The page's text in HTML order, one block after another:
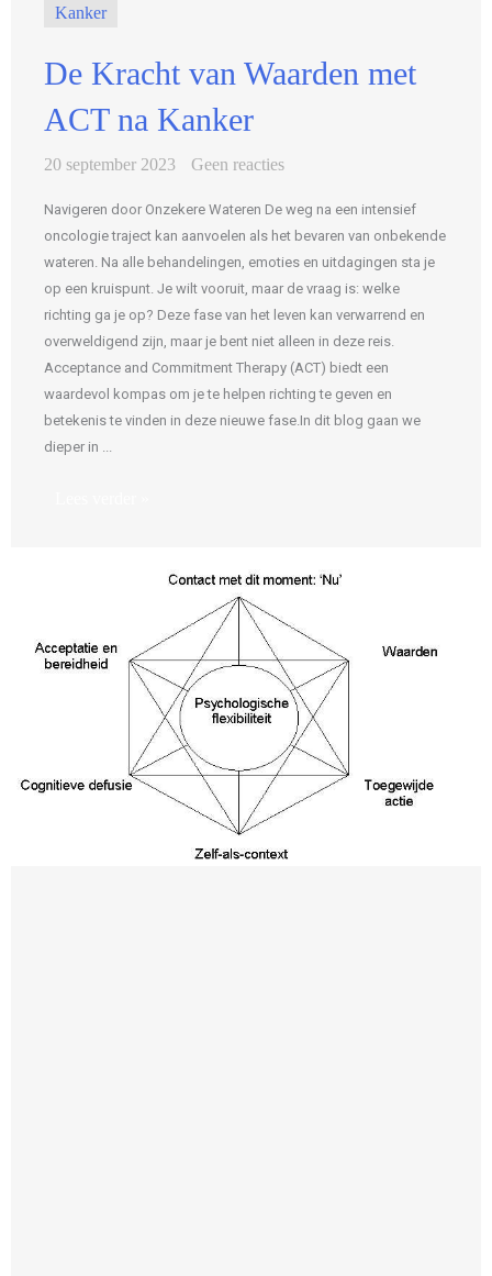
Kanker
De Kracht van Waarden met
ACT na Kanker
20 september 2023 Geen reacties
Navigeren door Onzekere Wateren De weg na een intensief
oncologie traject kan aanvoelen als het bevaren van onbekende
wateren. Na alle behandelingen, emoties en uitdagingen sta je
op een kruispunt. Je wilt vooruit, maar de vraag is: welke
richting ga je op? Deze fase van het leven kan verwarrend en
overweldigend zijn, maar je bent niet alleen in deze reis.
Acceptance and Commitment Therapy (ACT) biedt een
waardevol kompas om je te helpen richting te geven en
betekenis te vinden in deze nieuwe fase.In dit blog gaan we
dieper in ...